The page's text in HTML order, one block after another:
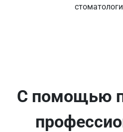
С помощью